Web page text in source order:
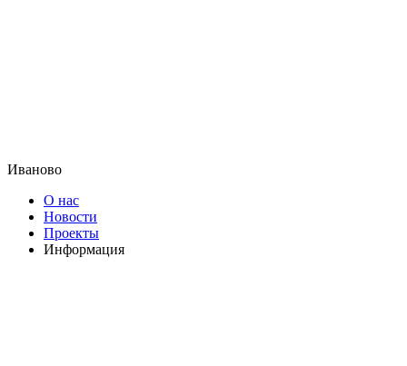
Иваново
О нас
Новости
Проекты
Информация